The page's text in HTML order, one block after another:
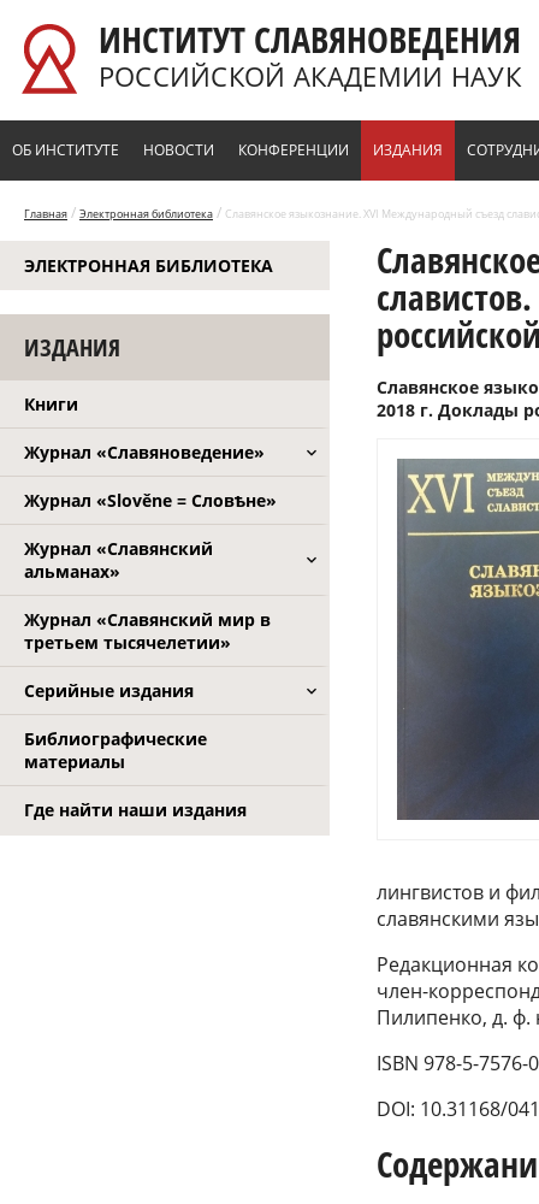
ИНСТИТУТ СЛАВЯНОВЕДЕНИЯ
РОССИЙСКОЙ АКАДЕМИИ НАУК
ОБ ИНСТИТУТЕ НОВОСТИ КОНФЕРЕНЦИИ ИЗДАНИЯ
Главная / Электронная библиотека / Славянское языкознание. XVI Международный съезд
ЭЛЕКТРОННАЯ БИБЛИОТЕКА
ИЗДАНИЯ
Книги
Журнал «Славяноведение»
Журнал «Slověne = Словѣне»
Журнал «Славянский
альманах»
Журнал «Славянский мир в
третьем тысячелетии»
Серийные издания
Библиографические
материалы
Где найти наши издания
Славянское
2018 г. Доклады
лингвистов и
славянскими
Редакционная
член-
Пилипенко, д. ф.
ISBN 978-5-7576-
DOI: 10.31168/